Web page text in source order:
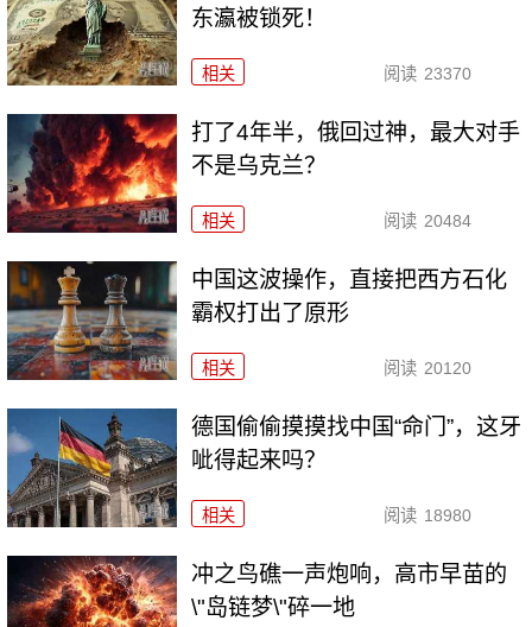
东瀛被锁死！
相关 阅读 23370
打了4年半，俄回过神，最大对手
不是乌克兰？
相关 阅读 20484
中国这波操作，直接把西方石化
霸权打出了原形
相关 阅读 20120
德国偷偷摸摸找中国“命门”，这牙
呲得起来吗？
相关 阅读 18980
冲之鸟礁一声炮响，高市早苗的
\"岛链梦\"碎一地